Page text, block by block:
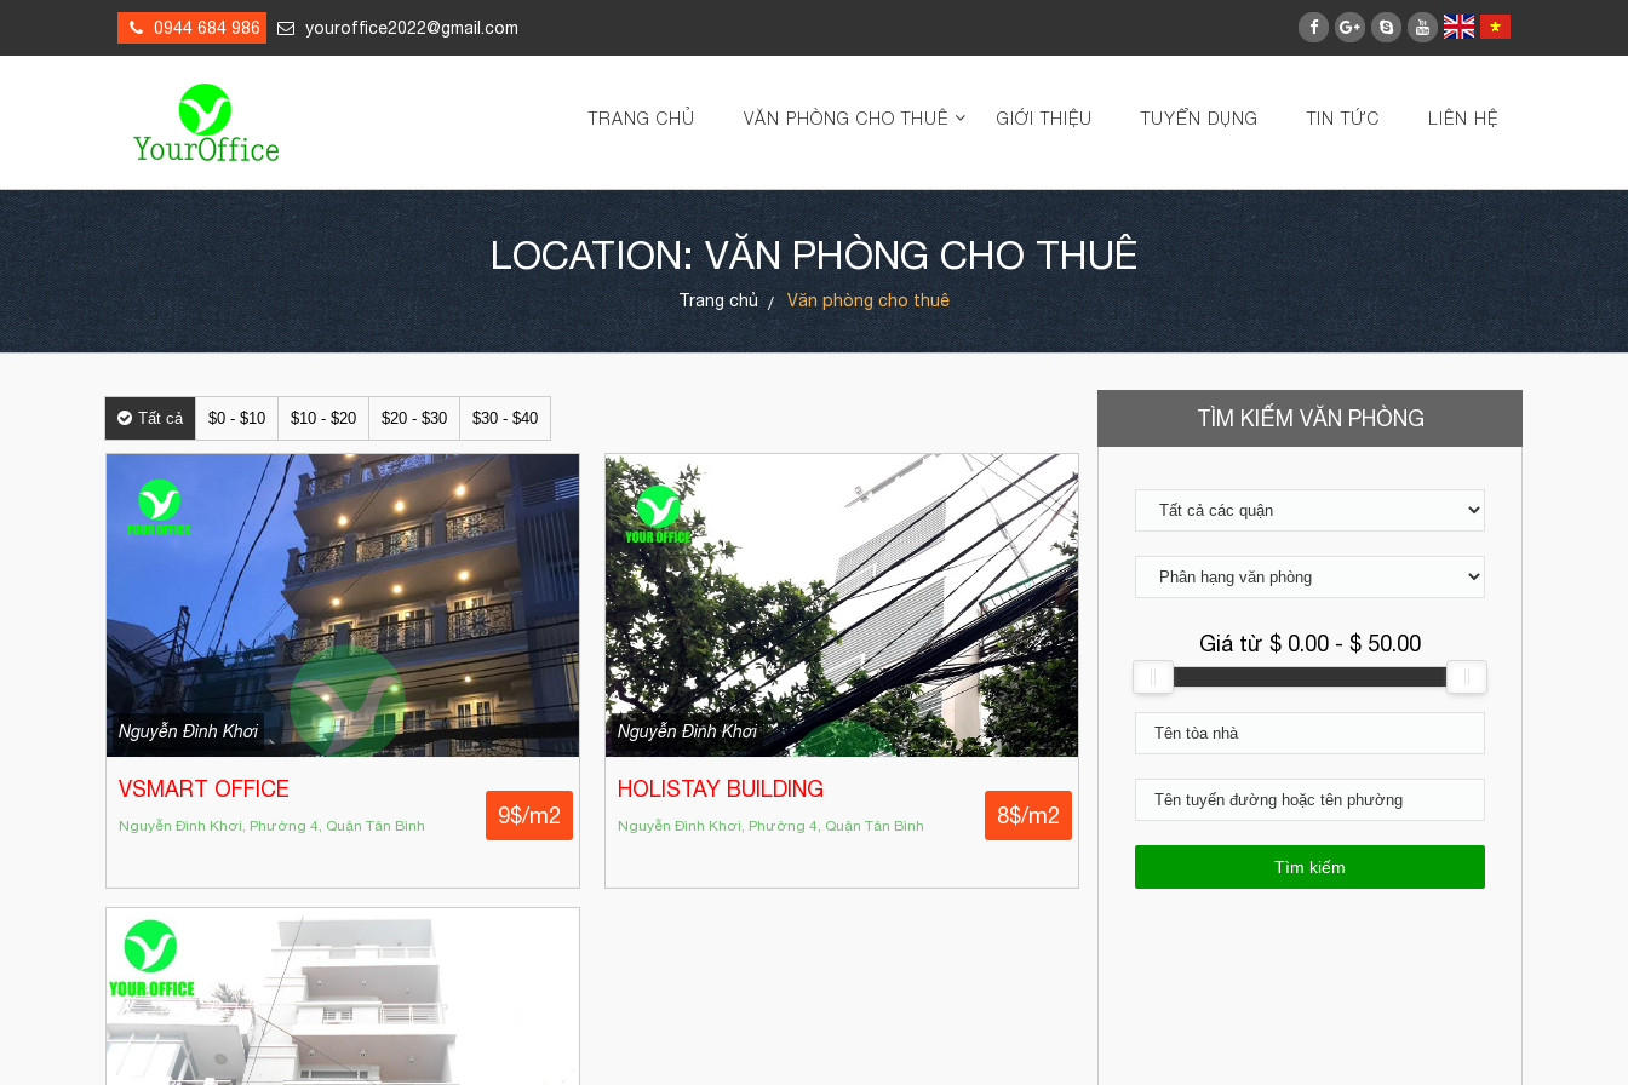
0944 684 986 youroffice2022@gmail.com
TRANG CHỦ VĂN PHÒNG CHO THUÊ GIỚI THIỆU TUYỂN DỤNG TIN TỨC LIÊN HỆ
LOCATION: VĂN PHÒNG CHO THUÊ
Trang chủ Văn phòng cho thuê
TÌM KIẾM VĂN PHÒNG
Giá từ $ 0.00 - $ 50.00
Tất cả $0 - $10 $10 - $20 $20 - $30 $30 - $40
Nguyễn Đình Khơi
VSMART OFFICE
Nguyễn Đình Khơi, Phường 4, Quận Tân Bình 9$/m2
Nguyễn Đình Khơi
HOLISTAY BUILDING
Nguyễn Đình Khơi, Phường 4, Quận Tân Bình 8$/m2